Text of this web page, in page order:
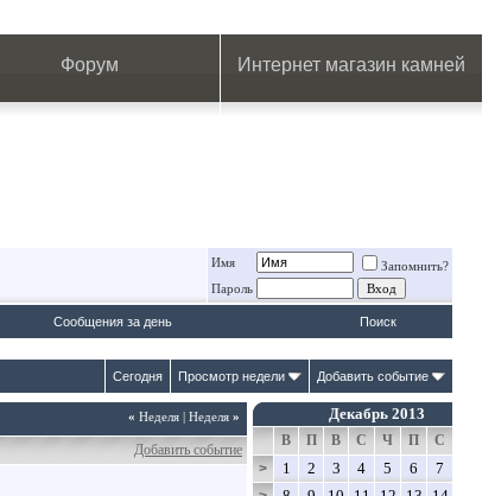
Форум Интернет магазин камней
Имя
Запомнить?
Пароль
Сообщения за день Поиск
Сегодня Просмотр недели Добавить событие
« Неделя | Неделя »
Добавить событие
Декабрь 2013
В П В С Ч П
С
>
1 2 3 4 5 6 7